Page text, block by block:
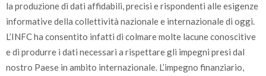
la produzione di dati affidabili, precisi e rispondenti alle esigenze
informative della collettività nazionale e internazionale di oggi.
L’INFC ha consentito infatti di colmare molte lacune conoscitive
e di produrre i dati necessari a rispettare gli impegni presi dal
nostro Paese in ambito internazionale. L’impegno finanziario,